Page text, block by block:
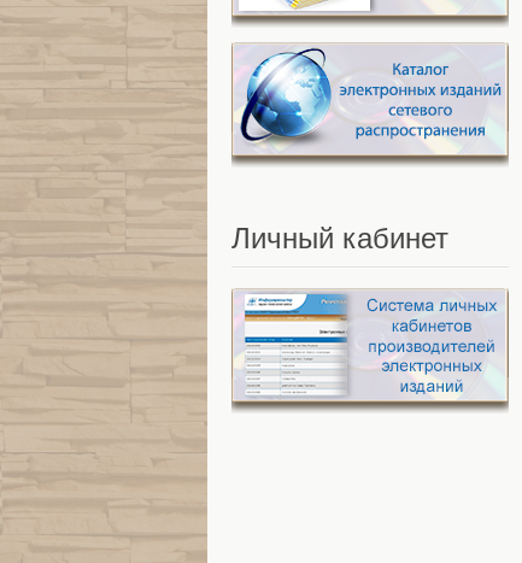
Личный кабинет